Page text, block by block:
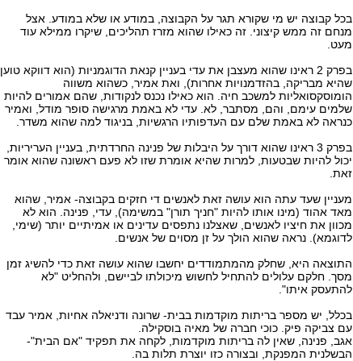
בכל קבוצה יש מי שקורא תגר על הקבוצה, במודע או שלא במודע. אצל
מנחם זה ממש קיצוני. זה כאילו שהוא מזרז תהליכים, שיקרו ממילא עוד
מעט.
בפרק 2 ראינו שהוא מעצבן את עדי בעניין קנאת הדוגמניות (הוא דווקא טוען
שהיא מבריקה, בהזדמנויות אחרות), ואת אמיר, כשהוא משווה
הומוסקסואליות למשכב חיה. הוא כאילו נכנס לנקודות, שהם אמורים להיות
שלמים עימם, והם, מסתבר, לא. עדי לא באמת מרגישה סופר מודל, ואמיר
כנראה לא באמת שלם עם העדפותיו הרגשיות, בניגוד למה שהוא משדר.
בפרק 3 ראינו שהוא דורך על היבלות של פנינה החרדתית, בעניין העריריות,
יכול להיות שבטעות, למרות שהיא אומרת שזו לא פעם ראשונה שהוא אומר
זאת.
מעניין שעד עתה הוא עושה זאת לאנשים די חזקים בקבוצה- אמיר, שהוא
מאד אהוד (מינו אותו להיות "חניך תורן" במשימה), עדי, פנינה. הוא לא
מכוון את חיציו לאנשים, שאצלנו נתפסים עדינים או אמיתיים יותר (שימי,
לדוגמא). נראה שהוא הולך על זן מסוים של אנשים.
התוצאה היא, שחלק מהמתמודדים יחשבו שהוא עושה זאת כדי להשיג זמן
מסך. חלקם עלולים להתחיל לחשוש מיכולתו לביישם, ולהחליט "לא
להתעסק איתו".
בכלל, יש מספר בריתות מוקדמות בבית- שרונה ודניאלה אחיות, אמיר עבד
עם צביקה פיק. כוכי חברה של מאיה בוסקילה.
אגב, פנינה, שאין לה בריתות מוקדמות, לקחה את תפקיד "אם הבית"-
הבשלנית המפנקת, ובצורה כזו יוצרת תלות בה.